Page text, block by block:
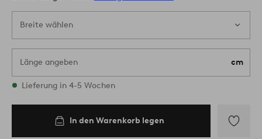
Breite wählen
Länge angeben cm
Alle Größen vorrätig
Lieferung in 4-5 Wochen
In den
In den Warenkorb legen